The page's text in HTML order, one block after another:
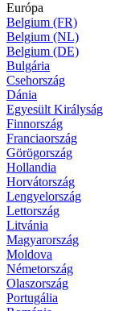
Európa
Belgium (FR)
Belgium (NL)
Belgium (DE)
Bulgária
Csehország
Dánia
Egyesült Királyság
Finnország
Franciaország
Görögország
Hollandia
Horvátország
Lengyelország
Lettország
Litvánia
Magyarország
Moldova
Németország
Olaszország
Portugália